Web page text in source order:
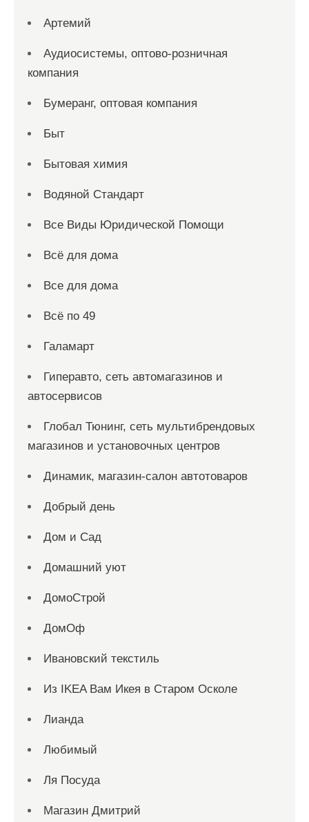
Артемий
Аудиосистемы, оптово-розничная
компания
Бумеранг, оптовая компания
Быт
Бытовая химия
Водяной Стандарт
Все Виды Юридической Помощи
Всё для дома
Все для дома
Всё по 49
Галамарт
Гиперавто, сеть автомагазинов и
автосервисов
Глобал Тюнинг, сеть мультибрендовых
магазинов и установочных центров
Динамик, магазин-салон автотоваров
Добрый день
Дом и Сад
Домашний уют
ДомоСтрой
ДомОф
Ивановский текстиль
Из IKEA Вам Икея в Старом Осколе
Лианда
Любимый
Ля Посуда
Магазин Дмитрий